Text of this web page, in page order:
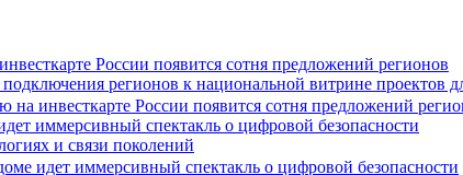
России появится сотня предложений регионов
регионов к национальной витрине проектов
иммерсивный спектакль о цифровой безопасности
и связи поколений